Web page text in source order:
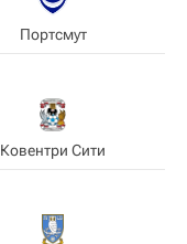
Пoртсмут
Ковентри Сити